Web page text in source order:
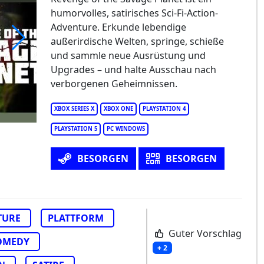
Of The Savage Planet
XBOX SERIES X XBOX ONE PLAYSTATION 4
PLAYSTATION 5 PC WINDOWS
humorvolles, satirisches Sci-Fi-Action-
Adventure. Erkunde lebendige
außerirdische Welten, springe, schieße
und sammle neue Ausrüstung und
Upgrades – und halte Ausschau nach
verborgenen Geheimnissen.
BESORGEN BESORGEN
PLATTFORM
Guter Vorschlag
+ 2